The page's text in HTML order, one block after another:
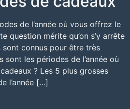
de l’année où vous offrez le
question mérite qu’on s’y arrête
sont connus pour être très
sont les périodes de l’année où
? Les 5 plus grosses
l’année […]